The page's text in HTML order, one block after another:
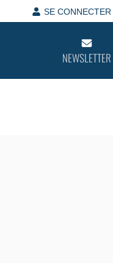
SE CONNECTER
NEWSLETTER